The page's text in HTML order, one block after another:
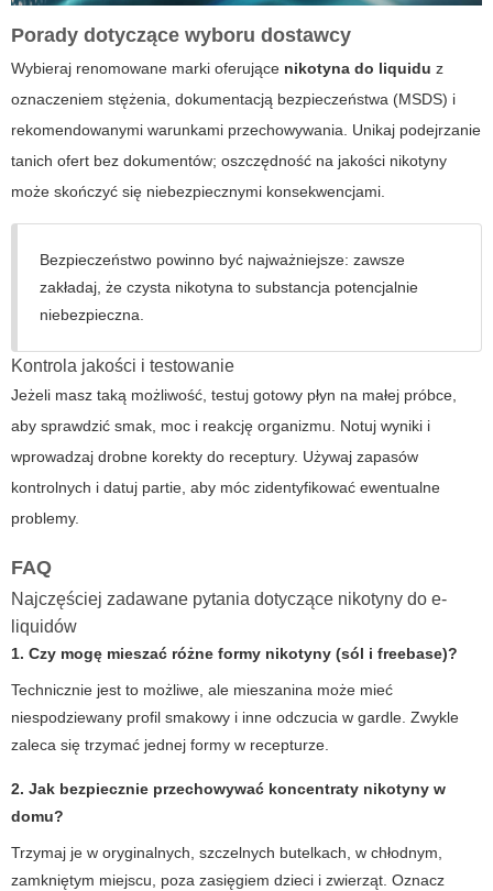
Porady dotyczące wyboru dostawcy
Wybieraj renomowane marki oferujące nikotyna do liquidu z
oznaczeniem stężenia, dokumentacją bezpieczeństwa (MSDS) i
rekomendowanymi warunkami przechowywania. Unikaj podejrzanie
tanich ofert bez dokumentów; oszczędność na jakości nikotyny
może skończyć się niebezpiecznymi konsekwencjami.
Bezpieczeństwo powinno być najważniejsze: zawsze
zakładaj, że czysta nikotyna to substancja potencjalnie
niebezpieczna.
Kontrola jakości i testowanie
Jeżeli masz taką możliwość, testuj gotowy płyn na małej próbce,
aby sprawdzić smak, moc i reakcję organizmu. Notuj wyniki i
wprowadzaj drobne korekty do receptury. Używaj zapasów
kontrolnych i datuj partie, aby móc zidentyfikować ewentualne
problemy.
FAQ
Najczęściej zadawane pytania dotyczące nikotyny do e-
liquidów
1. Czy mogę mieszać różne formy nikotyny (sól i freebase)?
Technicznie jest to możliwe, ale mieszanina może mieć
niespodziewany profil smakowy i inne odczucia w gardle. Zwykle
zaleca się trzymać jednej formy w recepturze.
2. Jak bezpiecznie przechowywać koncentraty nikotyny w
domu?
Trzymaj je w oryginalnych, szczelnych butelkach, w chłodnym,
zamkniętym miejscu, poza zasięgiem dzieci i zwierząt. Oznacz